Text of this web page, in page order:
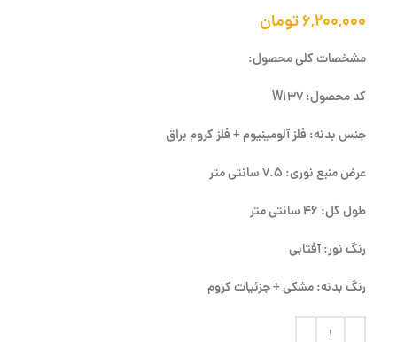
۶,۲۰۰,۰۰۰تومان
مشخصات کلی محصول:
کد محصول: W137
جنس بدنه: فلز آلومینیوم + فلز کروم براق
عرض منبع نوری: 7.5 سانتی متر
طول کل: 46 سانتی متر
رنگ نور: آفتابی
رنگ بدنه: مشکی + جزئیات کروم